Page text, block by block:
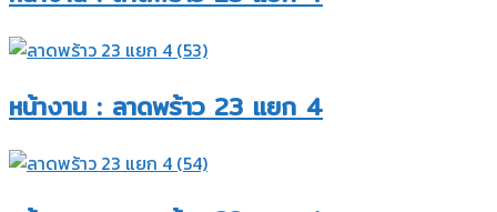
หน้างาน : ลาดพร้าว 23 แยก 4​